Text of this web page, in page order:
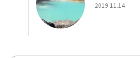
2019.11.14